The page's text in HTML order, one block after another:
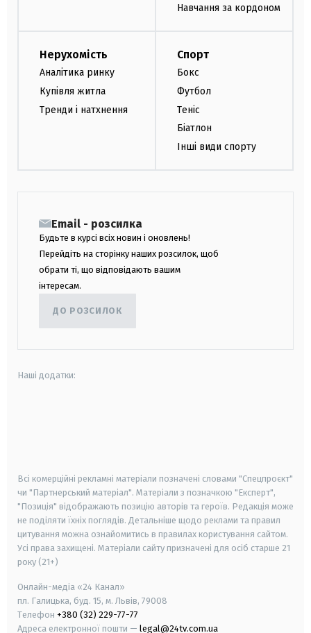
Навчання за кордоном
Нерухомість
Аналітика ринку
Купівля житла
Тренди і натхнення
Спорт
Бокс
Футбол
Теніс
Біатлон
Інші види спорту
Email - розсилка
Будьте в курсі всіх новин і оновлень!
Перейдіть на сторінку наших розсилок, щоб
обрати ті, що відповідають вашим
інтересам.
ДО РОЗСИЛОК
Наші додатки:
Всі комерційні рекламні матеріали позначені словами "Спецпроєкт"
чи "Партнерський матеріал". Матеріали з позначкою "Експерт",
"Позиція" відображають позицію авторів та героїв. Редакція може
не поділяти їхніх поглядів. Детальніше щодо реклами та правил
цитування можна ознайомитись в правилах користування сайтом.
Усі права захищені. Матеріали сайту призначені для осіб старше 21
року (21+)
Онлайн-медіа «24 Канал»
пл. Галицька, буд. 15, м. Львів, 79008
Телефон +380 (32) 229-77-77
Адреса електронної пошти — legal@24tv.com.ua